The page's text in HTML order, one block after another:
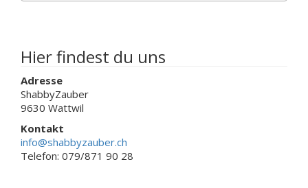
Hier findest du uns
Adresse
ShabbyZauber
9630 Wattwil
Kontakt
info@shabbyzauber.ch
Telefon: 079/871 90 28